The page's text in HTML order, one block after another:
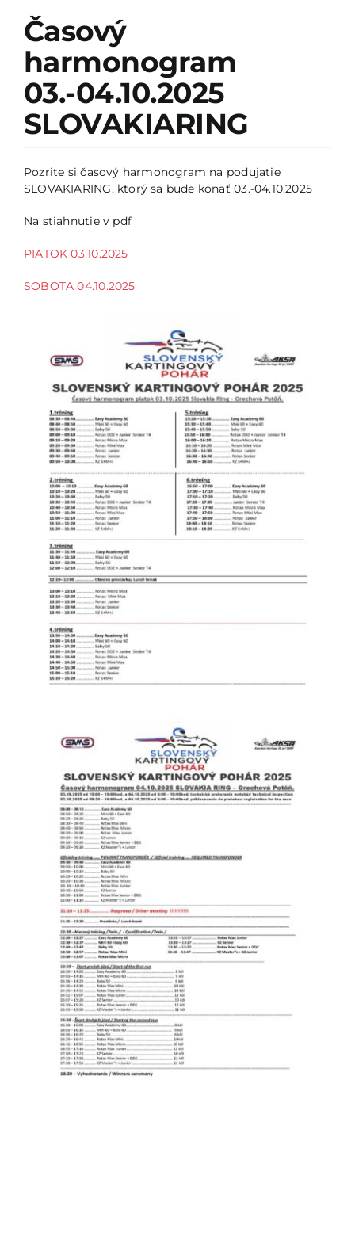
Časový
harmonogram
03.-04.10.2025
SLOVAKIARING
Pozrite si časový harmonogram na podujatie
SLOVAKIARING, ktorý sa bude konať 03.-04.10.2025
Na stiahnutie v pdf
PIATOK 03.10.2025
SOBOTA 04.10.2025